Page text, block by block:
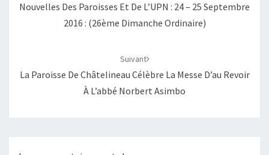
Nouvelles Des Paroisses Et De L’UPN : 24 – 25 Septembre
2016 : (26ème Dimanche Ordinaire)
Suivant
La Paroisse De Châtelineau Célèbre La Messe D’au Revoir
À L’abbé Norbert Asimbo